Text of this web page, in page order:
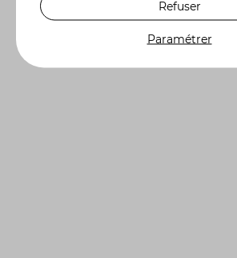
MENTIONS LÉGALES
PROTECTION DES
Refuser
Paramétrer